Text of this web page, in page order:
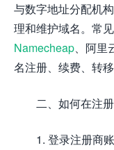
与数字地址分配机
理和维护域名。常
Namecheap、阿里
名注册、续费、转
二、如何在注
1. 登录注册商